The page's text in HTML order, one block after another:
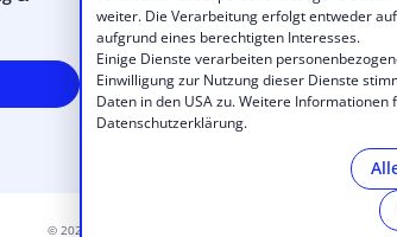
weiter. Die Verarbeitung erfolgt entweder
aufgrund eines berechtigten Interesses.
Einige Dienste verarbeiten
Einwilligung zur Nutzung dieser Dienste
Daten in den USA zu. Weitere Informationen
Datenschutzerklärung.
© 2026 BRÜNEO - Coworking & Events